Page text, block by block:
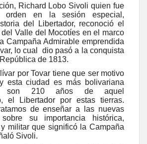
Richard Lobo Sivoli quien fue
en la sesión especial,
del Libertador, reconoció el
Valle del Mocotíes en el marco
Campaña Admirable emprendida
lo cual dio pasó a la conquista
de 1813.
por Tovar tiene que ser motivo
esta ciudad es más bolivariana
son 210 años de aquel
el Libertador por estas tierras.
de enseñar a las nuevas
sobre su importancia histórica,
militar que significó la Campaña
Sivoli.